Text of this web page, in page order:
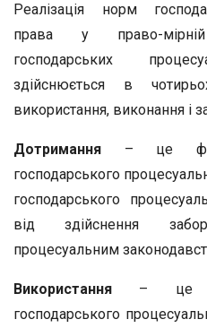
Реалізація норм
права у право-мірній
господарських
здійснюється в
використання, виконання і
Дотримання – це
господарського
господарського
від здійснення
процесуальним
Використання – це
господарського